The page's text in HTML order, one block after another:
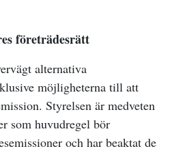
företrädesrätt
alternativa
möjligheterna till att
Styrelsen är medveten
som huvudregel bör
och har beaktat de